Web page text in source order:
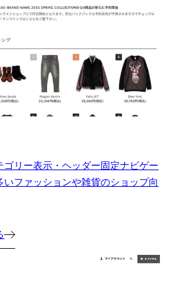
ゴリー表示・ヘッダー固定ナビゲー
ファッションや雑貨のショップ向